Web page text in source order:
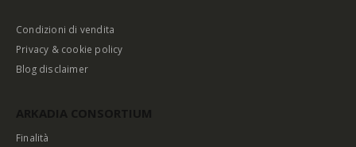
Condizioni di vendita
Privacy & cookie policy
Blog disclaimer
Finalità